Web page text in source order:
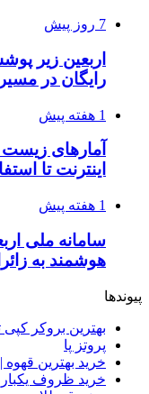
7 روز پیش
اربعین زیر
رایگان در
1 هفته پیش
آمارهای
اینترنت تا
1 هفته پیش
سامانه ملی
هوشمند به
پیوندها
بهترین بروکر کپی
پروتز پا
خرید بهترین
خرید ظروف